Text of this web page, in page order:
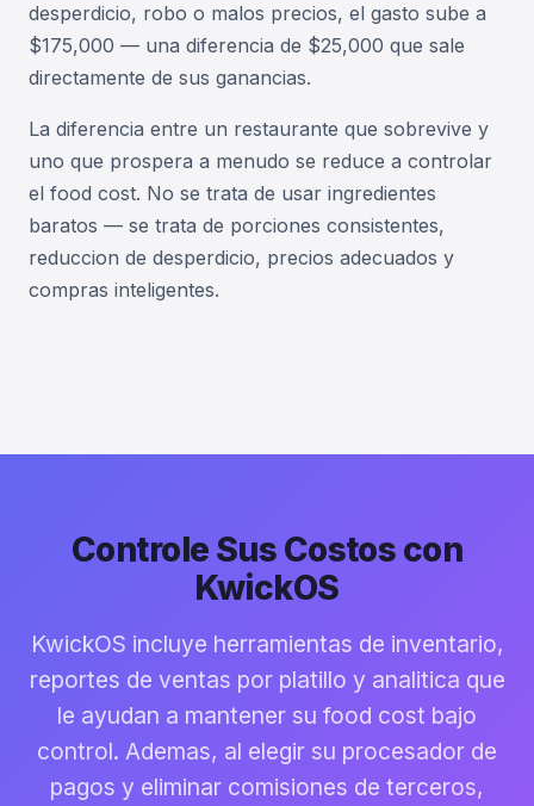
desperdicio, robo o malos precios, el gasto sube a
$175,000 — una diferencia de $25,000 que sale
directamente de sus ganancias.
La diferencia entre un restaurante que sobrevive y
uno que prospera a menudo se reduce a controlar
el food cost. No se trata de usar ingredientes
baratos — se trata de porciones consistentes,
reduccion de desperdicio, precios adecuados y
compras inteligentes.
Controle Sus Costos con
KwickOS
KwickOS incluye herramientas de inventario,
reportes de ventas por platillo y analitica que
le ayudan a mantener su food cost bajo
control. Ademas, al elegir su procesador de
pagos y eliminar comisiones de terceros,